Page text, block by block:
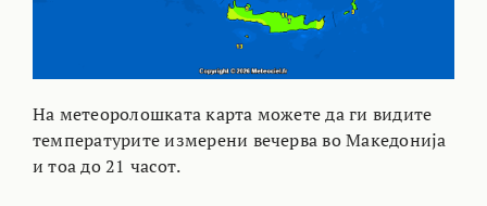
На метеоролошката карта можете да ги видите
температурите измерени вечерва во Македонија
и тоа до 21 часот.